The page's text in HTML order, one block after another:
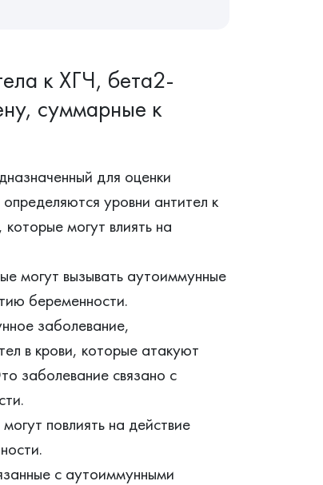
к ХГЧ, бета2-
суммарные к
для оценки
уровни антител к
могут влиять на
могут вызывать аутоиммунные
беременности.
заболевание,
в крови, которые атакуют
заболевание связано с
повлиять на действие
с аутоиммунными